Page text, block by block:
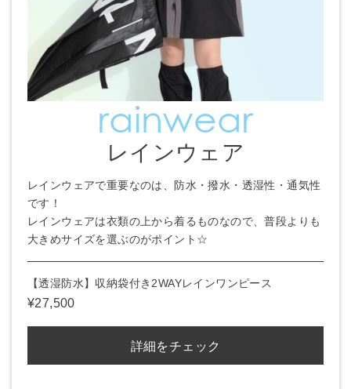
rainwear
レインウェア
レインウェアで重要なのは、防水・撥水・透湿性・通気性
です！
レインウェアは衣類の上から着るものなので、普段よりも
大きめサイズを選ぶのがポイント☆
【透湿防水】収納袋付き2WAYレインワンピース
¥27,500
詳細をチェック